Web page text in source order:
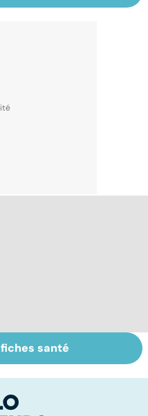
Inflammation des
amygdales : que
d'angine ?
santé